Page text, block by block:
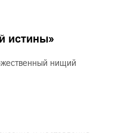
истины»
нищий